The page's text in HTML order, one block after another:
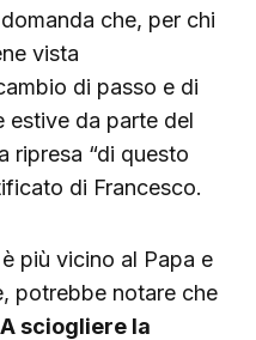
che, per chi
vista
di passo e di
estive da parte del
ripresa “di questo
di Francesco.
più vicino al Papa e
potrebbe notare che
A sciogliere la